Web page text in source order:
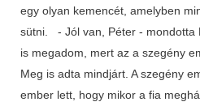
egy olyan kemencét, amelyben
sütni. - Jól van, Péter - mondotta
is megadom, mert az a szegény
Meg is adta mindjárt. A szegény
ember lett, hogy mikor a fia